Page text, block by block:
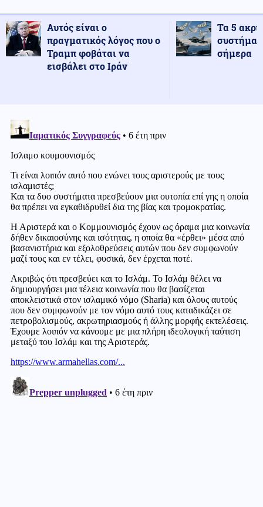
Αυτός είναι ο
πραγματικός λόγος που ο
Τραμπ φοβάται να
εισβάλει στο Ιράν
Τα 5
σήμερα